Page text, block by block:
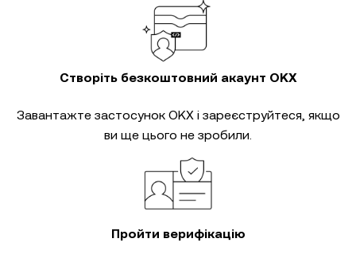
Створіть безкоштовний акаунт OKX
Завантажте застосунок OKX і зареєструйтеся, якщо
ви ще цього не зробили.
Пройти верифікацію